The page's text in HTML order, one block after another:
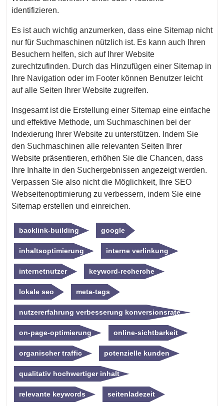
identifizieren.
Es ist auch wichtig anzumerken, dass eine Sitemap nicht
nur für Suchmaschinen nützlich ist. Es kann auch Ihren
Besuchern helfen, sich auf Ihrer Website
zurechtzufinden. Durch das Hinzufügen einer Sitemap in
Ihre Navigation oder im Footer können Benutzer leicht
auf alle Seiten Ihrer Website zugreifen.
Insgesamt ist die Erstellung einer Sitemap eine einfache
und effektive Methode, um Suchmaschinen bei der
Indexierung Ihrer Website zu unterstützen. Indem Sie
den Suchmaschinen alle relevanten Seiten Ihrer
Website präsentieren, erhöhen Sie die Chancen, dass
Ihre Inhalte in den Suchergebnissen angezeigt werden.
Verpassen Sie also nicht die Möglichkeit, Ihre SEO
Webseitenoptimierung zu verbessern, indem Sie eine
Sitemap erstellen und einreichen.
backlink-building google
inhaltsoptimierung interne verlinkung
internetnutzer keyword-recherche
lokale seo meta-tags
nutzererfahrung verbesserung konversionsrate
on-page-optimierung online-sichtbarkeit
organischer traffic potenzielle kunden
qualitativ hochwertiger inhalt
relevante keywords seitenladezeit